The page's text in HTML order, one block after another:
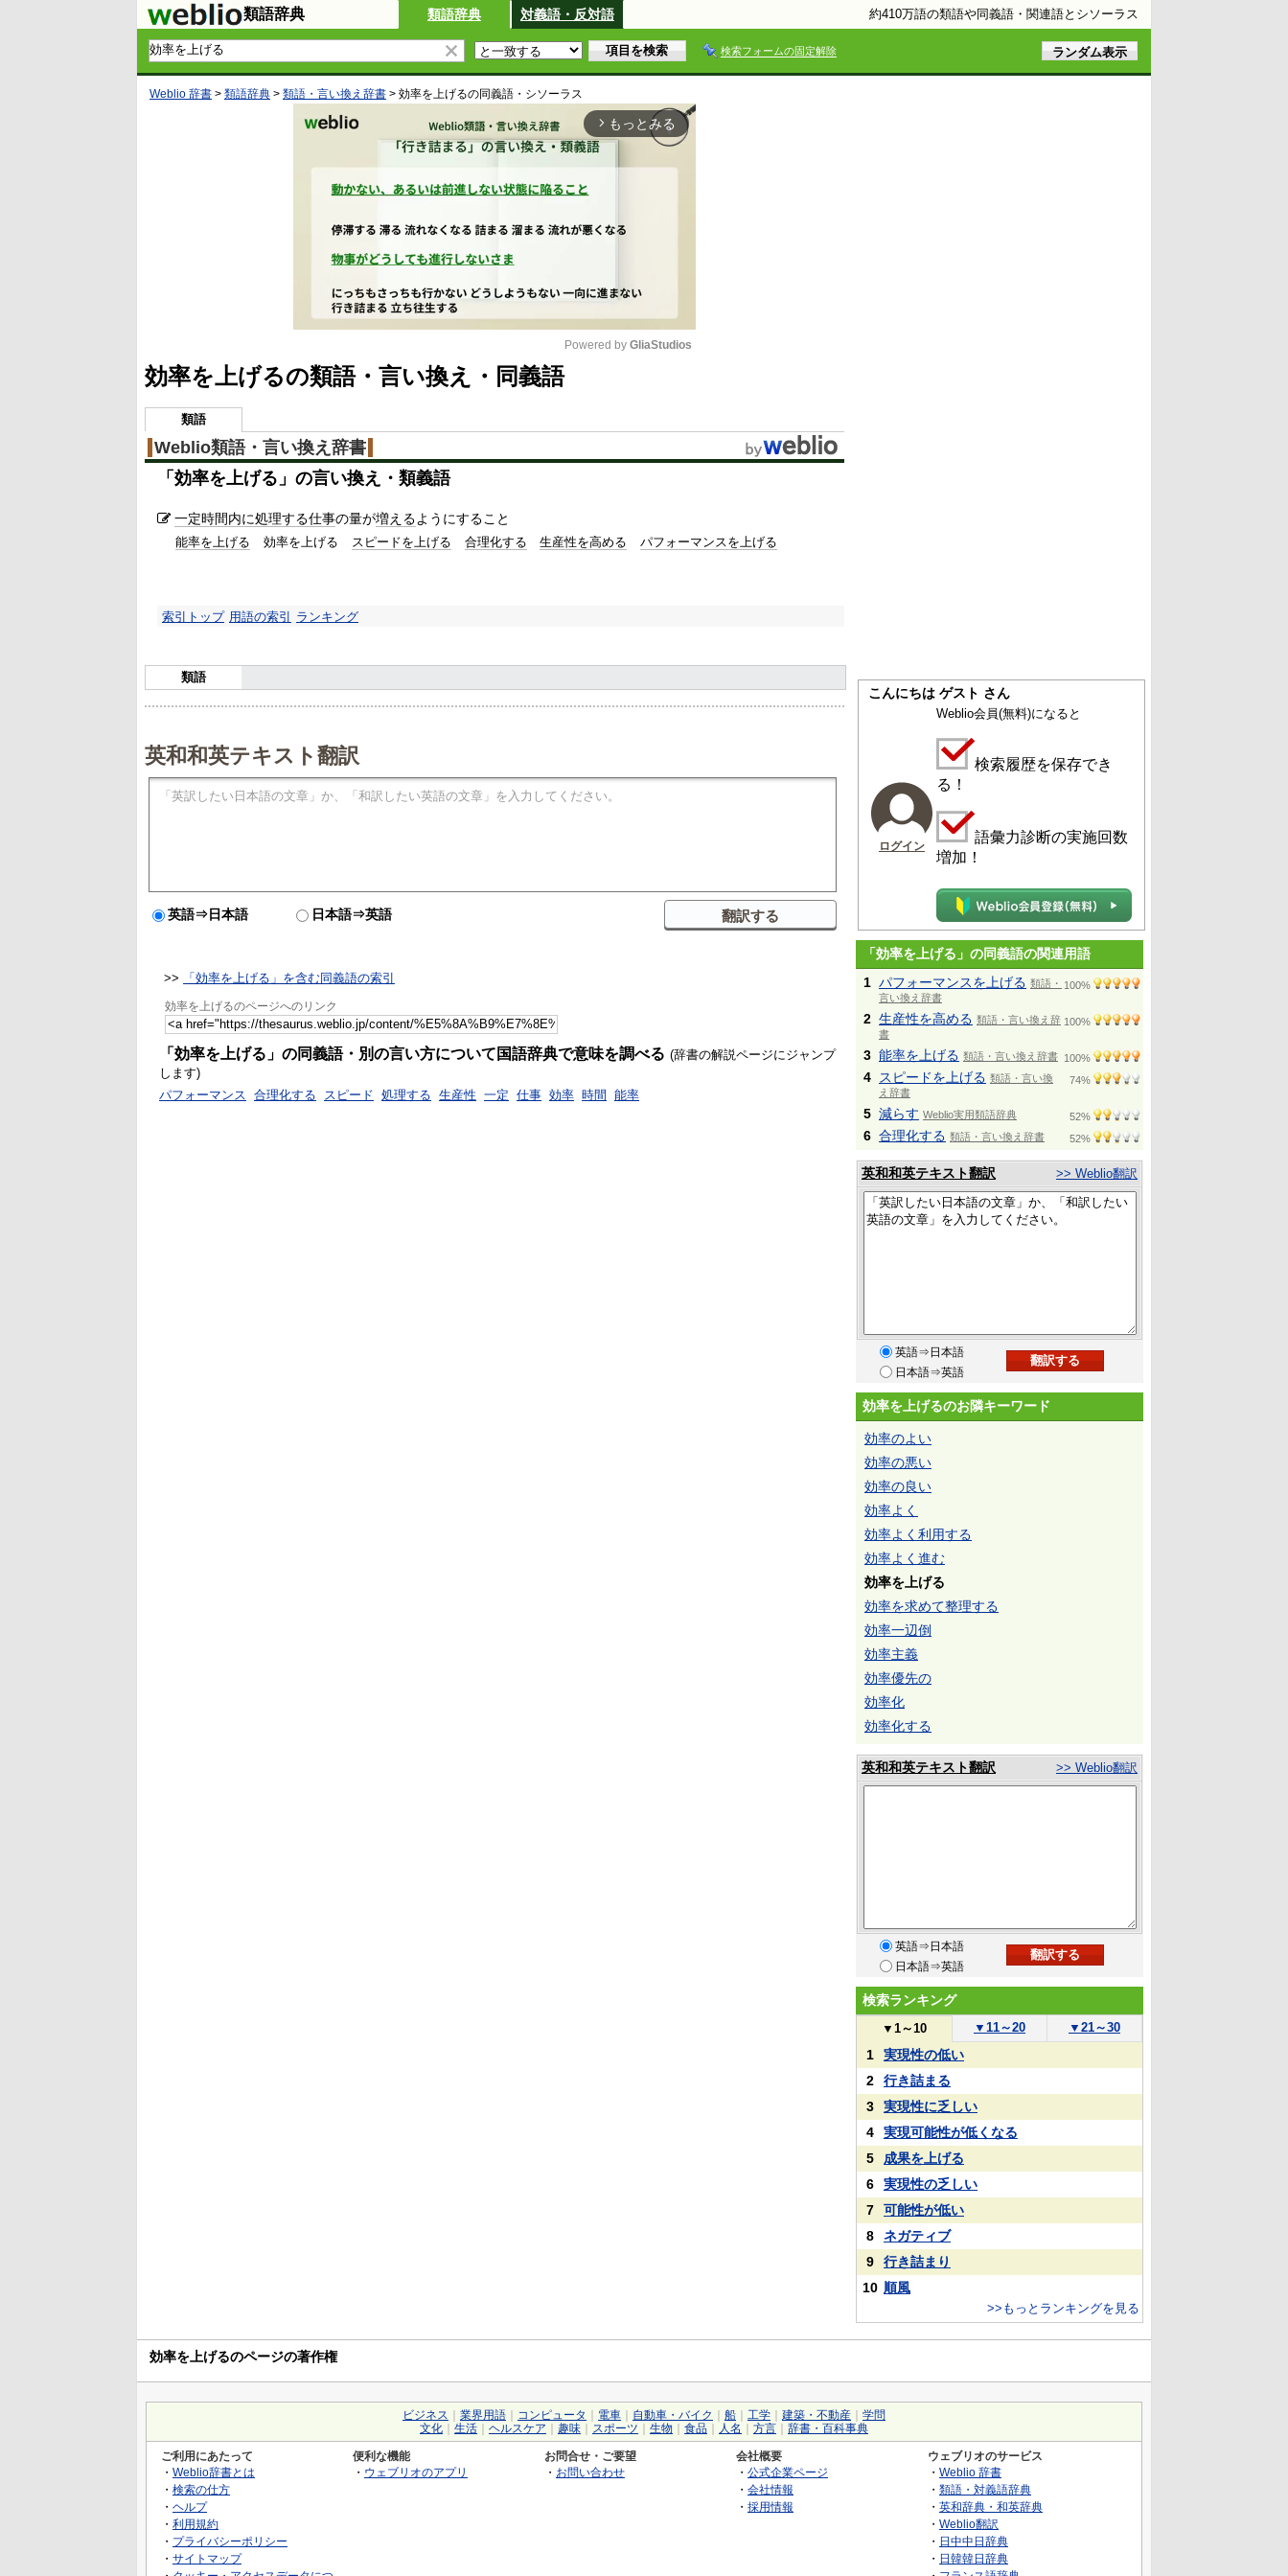
類語辞典 類語辞典 対義語・反対語 約410万語の類語や同義語・関連語とシソーラス
検索フォームの固定解除
Weblio 辞書 > 類語辞典 > 類語・言い換え辞書 > 効率を上げるの同義語・シソーラス
arrow_forward_ios もっとみる
Powered by GliaStudios
効率を上げるの類語・言い換え・同義語
類語
Weblio類語・言い換え辞書
「 効率を上げる 」の言い換え・類義語
一定時間内に処理する仕事の量が増えるようにすること
能率を上げる 効率を上げる スピードを上げる 合理化する 生産性を高める パフォーマンスを上げる
索引トップ 用語の索引 ランキング
類語
英和和英テキスト翻訳
英語⇒日本語 日本語⇒英語
>> 「効率を上げる」を含む同義語の索引
効率を上げるのページへのリンク
「効率を上げる」の同義語・別の言い方について国語辞典で意味を調べる (辞書の解説ページにジャンプ
します)
パフォーマンス 合理化する スピード 処理する 生産性 一定 仕事 効率 時間 能率
こんにちは ゲスト さん
ログイン
Weblio会員(無料)になると
検索履歴を保存でき
る！
語彙力診断の実施回数
増加！
「効率を上げる」の同義語の関連用語
1 パフォーマンスを上げる 類語・
言い換え辞書
100%
2 生産性を高める 類語・言い換え辞
書
100%
3 能率を上げる 類語・言い換え辞書 100%
4 スピードを上げる 類語・言い換
え辞書
74%
5 減らす Weblio実用類語辞典 52%
6 合理化する 類語・言い換え辞書 52%
英和和英テキスト翻訳 >> Weblio翻訳
英語⇒日本語
日本語⇒英語
効率を上げるのお隣キーワード
効率のよい
効率の悪い
効率の良い
効率よく
効率よく利用する
効率よく進む
効率を上げる
効率を求めて整理する
効率一辺倒
効率主義
効率優先の
効率化
効率化する
英和和英テキスト翻訳 >> Weblio翻訳
英語⇒日本語
日本語⇒英語
検索ランキング
▼ 1～10 ▼ 11～20 ▼ 21～30
1
実現性の低い
2
行き詰まる
3
実現性に乏しい
4
実現可能性が低くなる
5
成果を上げる
6
実現性の乏しい
7
可能性が低い
8
ネガティブ
9
行き詰まり
10 順風
>>もっとランキングを見る
効率を上げるのページの著作権
ビジネス 業界用語 コンピュータ 電車 自動車・バイク 船 工学 建築・不動産
学問
文化
生活 ヘルスケア 趣味 スポーツ 生物 食品 人名 方言 辞書・百科事典
ご利用にあたって
・ Weblio辞書とは
・ 検索の仕方
・ ヘルプ
・ 利用規約
・ プライバシーポリシー
・ サイトマップ
便利な機能
・ ウェブリオのアプリ
お問合せ・ご要望
・ お問い合わせ
会社概要
・ 公式企業ページ
・ 会社情報
・ 採用情報
ウェブリオのサービス
・ Weblio 辞書
・ 類語・対義語辞典
・ 英和辞典・和英辞典
・ Weblio翻訳
・ 日中中日辞典
・ 日韓韓日辞典